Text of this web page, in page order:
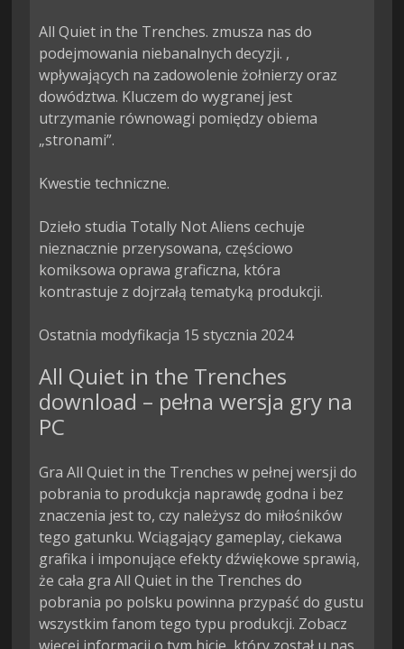
All Quiet in the Trenches. zmusza nas do
podejmowania niebanalnych decyzji. ,
wpływających na zadowolenie żołnierzy oraz
dowództwa. Kluczem do wygranej jest
utrzymanie równowagi pomiędzy obiema
„stronami”.
Kwestie techniczne.
Dzieło studia Totally Not Aliens cechuje
nieznacznie przerysowana, częściowo
komiksowa oprawa graficzna, która
kontrastuje z dojrzałą tematyką produkcji.
Ostatnia modyfikacja 15 stycznia 2024
All Quiet in the Trenches
download – pełna wersja gry na
PC
Gra All Quiet in the Trenches w pełnej wersji do
pobrania to produkcja naprawdę godna i bez
znaczenia jest to, czy należysz do miłośników
tego gatunku. Wciągający gameplay, ciekawa
grafika i imponujące efekty dźwiękowe sprawią,
że cała gra All Quiet in the Trenches do
pobrania po polsku powinna przypaść do gustu
wszystkim fanom tego typu produkcji. Zobacz